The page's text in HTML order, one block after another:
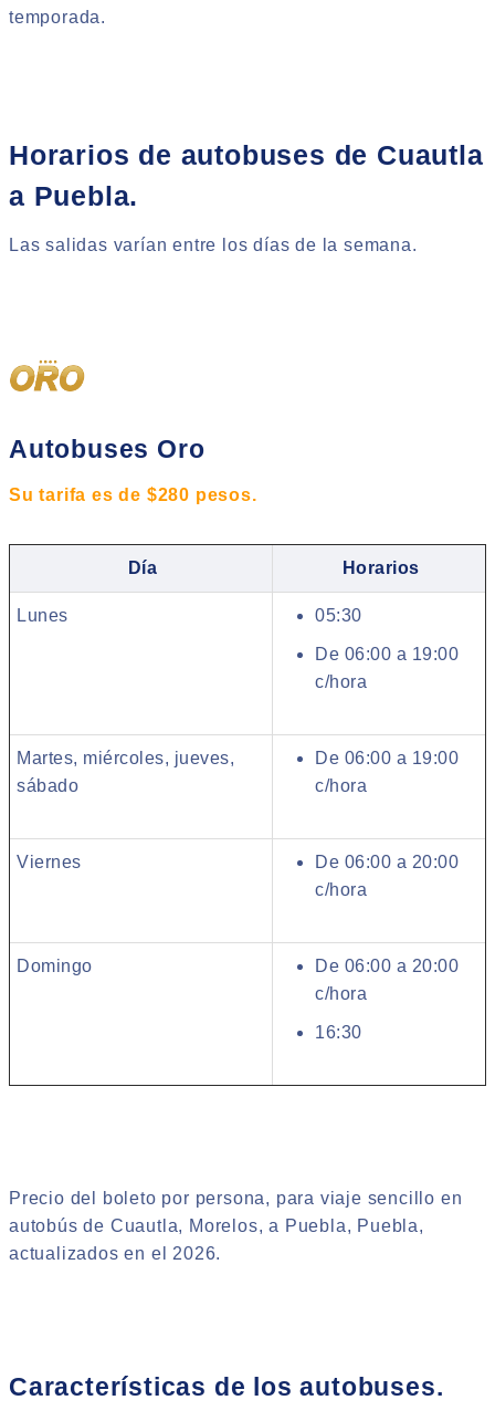
temporada.
Horarios de autobuses de Cuautla
a Puebla.
Las salidas varían entre los días de la semana.
Autobuses Oro
Su tarifa es de $280 pesos.
Día Horarios
Lunes 05:30
De 06:00 a 19:00
c/hora
Martes, miércoles, jueves,
sábado
De 06:00 a 19:00
c/hora
Viernes
De 06:00 a 20:00
c/hora
Domingo
De 06:00 a 20:00
c/hora
16:30
Precio del boleto por persona, para viaje sencillo en
autobús de Cuautla, Morelos, a Puebla, Puebla,
actualizados en el 2026.
Características de los autobuses.